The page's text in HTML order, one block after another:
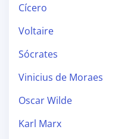
Cícero
Voltaire
Sócrates
Vinicius de Moraes
Oscar Wilde
Karl Marx